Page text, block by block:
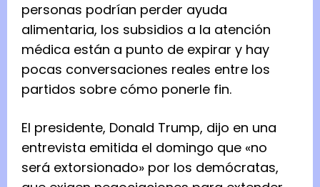
personas podrían perder ayuda
alimentaria, los subsidios a la atención
médica están a punto de expirar y hay
pocas conversaciones reales entre los
partidos sobre cómo ponerle fin.
El presidente, Donald Trump, dijo en una
entrevista emitida el domingo que «no
será extorsionado» por los demócratas,